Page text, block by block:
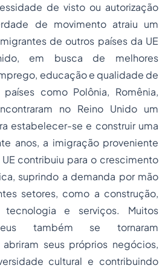
de visto ou autorização
de movimento atraiu um
de outros países da UE
em busca de melhores
educação e qualidade de
como Polônia, Romênia,
no Reino Unido um
estabelecer-se e construir uma
anos, a imigração proveniente
contribuiu para o crescimento
suprindo a demanda por mão
setores, como a construção,
tecnologia e serviços. Muitos
também se tornaram
seus próprios negócios,
cultural e contribuindo